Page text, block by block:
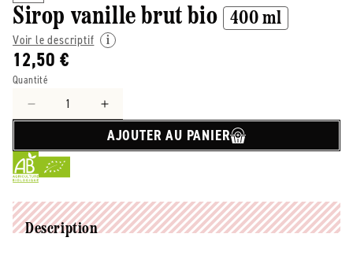
Sirop vanille brut bio 400 ml
Voir le descriptif
12,50 €
Quantité
Réduire
de
Bacanha
-
Sirop
Augmenter
la
quantité
-
Sirop
AJOUTER AU PANIER
Description